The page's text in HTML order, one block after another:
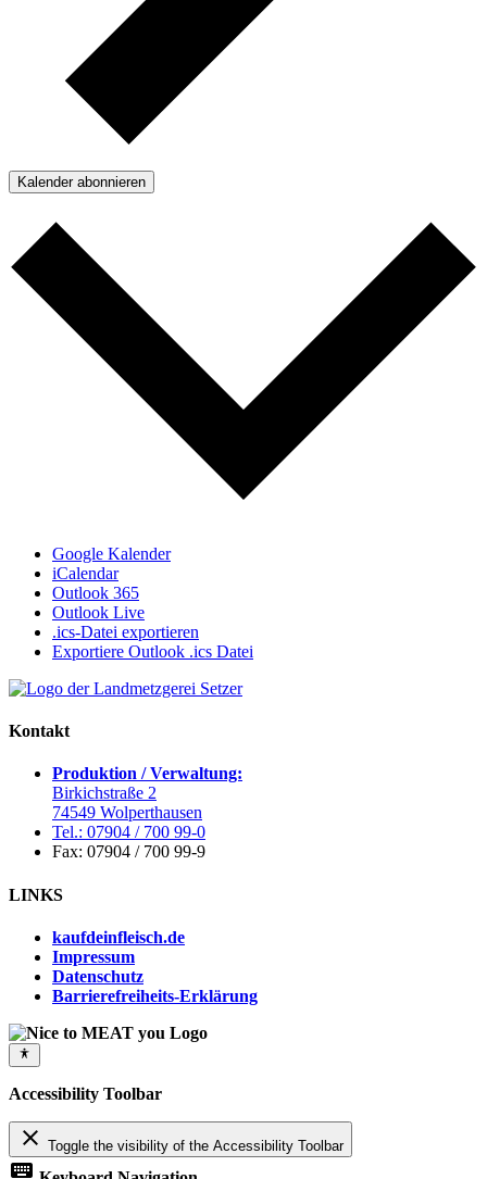
Kalender abonnieren
Google Kalender
iCalendar
Outlook 365
Outlook Live
.ics-Datei exportieren
Exportiere Outlook .ics Datei
Kontakt
Produktion / Verwaltung:
Birkichstraße 2
74549 Wolperthausen
Tel.: 07904 / 700 99-0
Fax: 07904 / 700 99-9
LINKS
kaufdeinfleisch.de
Impressum
Datenschutz
Barrierefreiheits-Erklärung
Accessibility Toolbar
close Toggle the visibility of the Accessibility Toolbar
keyboard